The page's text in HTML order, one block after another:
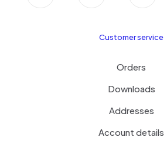
Customer service
Orders
Downloads
Addresses
Account details